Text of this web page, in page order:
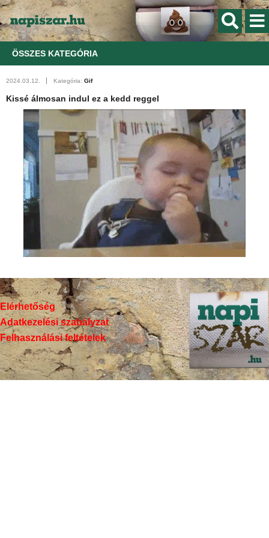
ÖSSZES KATEGÓRIA
2024.03.12. Kategória: Gif
Kissé álmosan indul ez a kedd reggel
Elérhetőség
Adatkezelési szabályzat
Felhasználási feltételek